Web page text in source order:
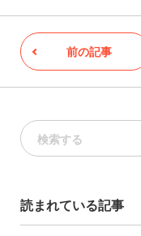
前の記事
読まれている記事